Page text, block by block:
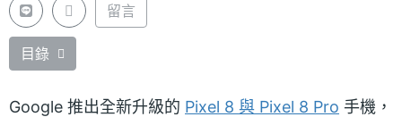
留言
目錄
Google 推出全新升級的 Pixel 8 與 Pixel 8 Pro 手機，